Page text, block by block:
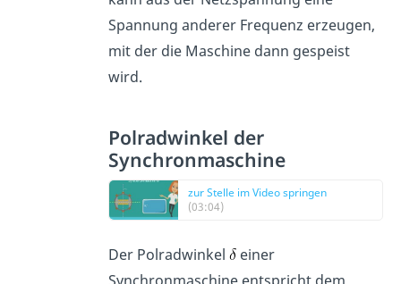
Spannung anderer Frequenz erzeugen,
mit der die Maschine dann gespeist
wird.
Polradwinkel der
Synchronmaschine
zur Stelle im Video springen
(03:04)
Der Polradwinkel einer